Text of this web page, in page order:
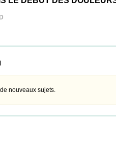
nouveaux sujets.